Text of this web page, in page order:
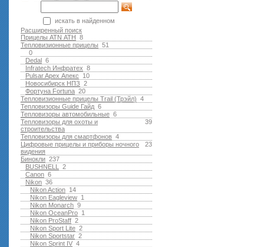
искать в найденном
Расширенный поиск
8
Прицелы ATN АТН
51
Тепловизионные прицелы
0
6
Dedal
8
Infratech Инфратех
10
Pulsar Apex Апекс
2
Новосибирск НПЗ
20
Фортуна Fortuna
4
Тепловизионные прицелы Trail (Трэйл)
6
Тепловизоры Guide Гайд
6
Тепловизоры автомобильные
39
Тепловизоры для охоты и
строительства
4
Тепловизоры для смартфонов
23
Цифровые прицелы и приборы ночного
видения
237
Бинокли
2
BUSHNELL
6
Canon
36
Nikon
14
Nikon Action
1
Nikon Eagleview
9
Nikon Monarch
1
Nikon OceanPro
2
Nikon ProStaff
2
Nikon Sport Lite
2
Nikon Sportstar
4
Nikon Sprint IV